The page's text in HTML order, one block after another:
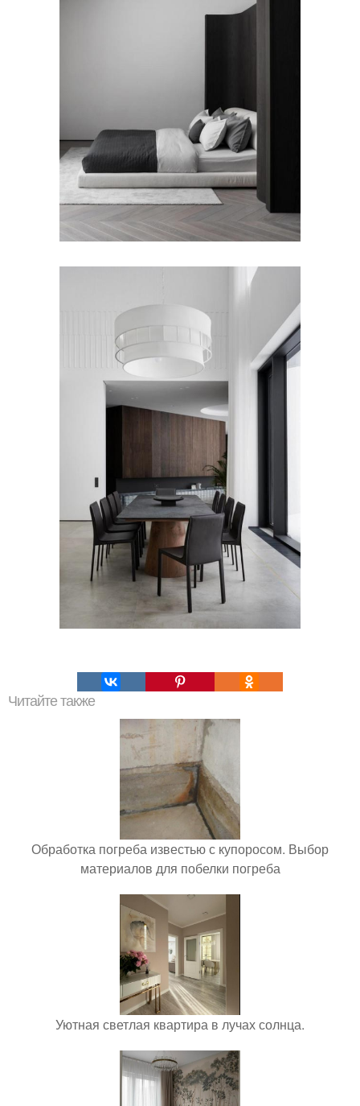
Читайте также
Обработка погреба известью с купоросом. Выбор
материалов для побелки погреба
Уютная светлая квартира в лучах солнца.